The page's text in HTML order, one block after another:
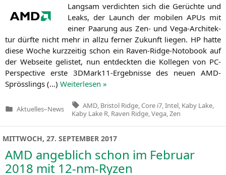
Lang­sam ver­dich­ten sich die Gerüch­te und
Leaks, der Launch der mobi­len APUs mit
einer Paa­rung aus Zen- und Vega-Archi­tek­
tur dürf­te nicht mehr in all­zu fer­ner Zukunft lie­gen. HPhat­te
die­se Woche kurz­zei­tig schon ein Raven-Ridge-Noto­book auf
der Web­sei­te gelis­tet, nun ent­deck­ten die Kol­le­gen von PC-
Per­spec­ti­ve ers­te 3DMar­k11-Ergeb­nis­se des neu­en AMD-
Spröss­lings (…) Wei­ter­le­sen »
Veröffentlicht
Aktuelles–News
Tags:
AMD Bristol Ridge Core i7 Intel Kaby Lake
Kaby Lake R Raven Ridge, Vega, Zen
MITTWOCH, 27. SEPTEMBER 2017
AMD angeblich schon im Februar
2018 mit 12-nm-Ryzen